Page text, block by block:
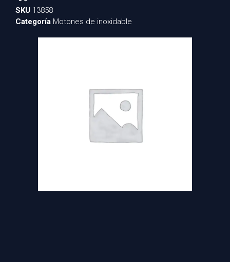
SKU 13858
Categoría Motones de inoxidable